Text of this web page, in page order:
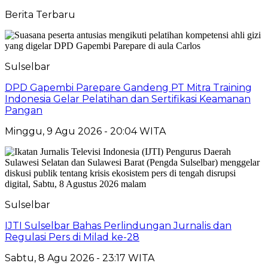
Berita Terbaru
Sulselbar
DPD Gapembi Parepare Gandeng PT Mitra Training
Indonesia Gelar Pelatihan dan Sertifikasi Keamanan
Pangan
Minggu, 9 Agu 2026 - 20:04 WITA
Sulselbar
IJTI Sulselbar Bahas Perlindungan Jurnalis dan
Regulasi Pers di Milad ke-28
Sabtu, 8 Agu 2026 - 23:17 WITA